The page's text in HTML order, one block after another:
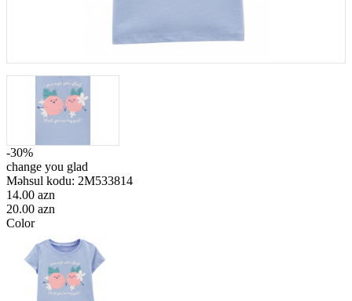
-30%
change you glad
Məhsul kodu: 2M533814
14.00 azn
20.00 azn
Color